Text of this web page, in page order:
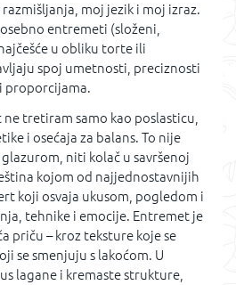
moj jezik i moj izraz.
entremeti (složeni,
u obliku torte ili
spoj umetnosti, preciznosti
proporcijama.
tretiram samo kao poslasticu,
i osećaja za balans. To nije
niti kolač u savršenoj
kojom od najjednostavnijih
koji osvaja ukusom, pogledom i
tehnike i emocije. Entremet je
priču – kroz teksture koje se
se smenjuju s lakoćom. U
lagane i kremaste strukture,